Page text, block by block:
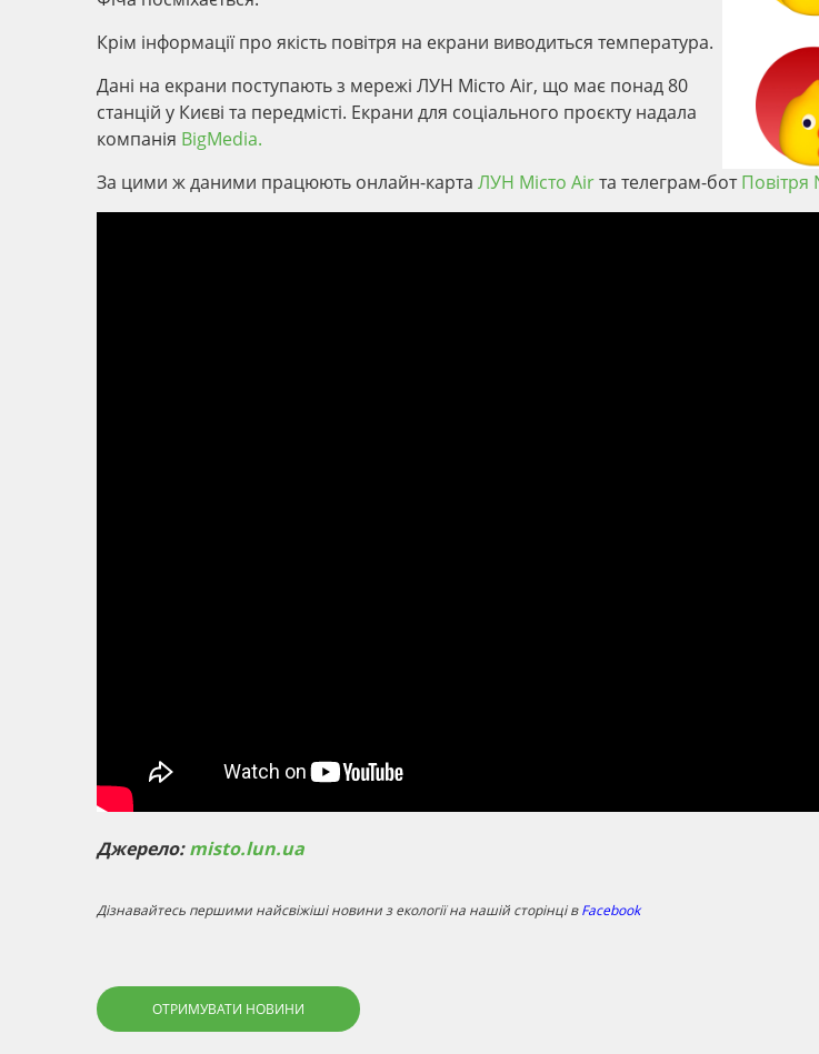
Крім інформації про якість повітря на екрани виводиться температура.
Дані на екрани поступають з мережі ЛУН Місто Air, що має понад 80
станцій у Києві та передмісті. Екрани для соціального проєкту надала
компанія BigMedia.
За цими ж даними працюють онлайн-карта ЛУН Місто Airта телеграм-ботПовітря
Джерело:misto.lun.ua
Дізнавайтесь першими найсвіжіші новини з екології на нашій сторінці вFacebook
ОТРИМУВАТИ НОВИНИ